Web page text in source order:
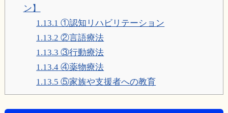
ン】
1.13.1 ①認知リハビリテーション
1.13.2 ②言語療法
1.13.3 ③行動療法
1.13.4 ④薬物療法
1.13.5 ⑤家族や支援者への教育